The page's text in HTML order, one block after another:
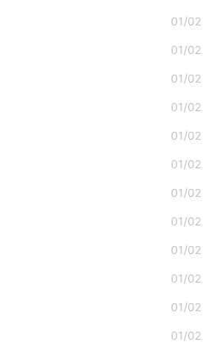
01/02
01/02
01/02
01/02
01/02
01/02
01/02
01/02
01/02
01/02
01/02
01/02